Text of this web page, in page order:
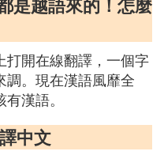
打開在線翻譯，一個字
調。現在漢語風靡全
漢語。
中文